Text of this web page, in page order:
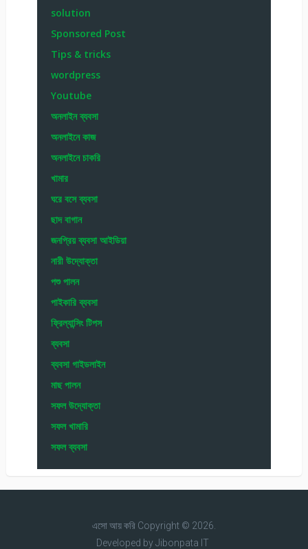
solution
Sponsored Post
Tips & tricks
wordpress
Youtube
অনলাইন ব্যবসা
অনলাইনে কাজ
অনলাইনে চাকরি
খামার
ঘরে বসে ব্যবসা
ছাদ বাগান
জনপ্রিয় ব্যবসা আইডিয়া
নারী উদ্যোক্তা
পশু পালন
পাইকারি ব্যবসা
ফ্রিল্যান্সিং টিপস
ব্যবসা
ব্যবসা গাইডলাইন
মাছ পালন
সফল উদ্যোক্তা
সফল খামারি
সফল ব্যবসা
এসো আয় করিCopyright © 2026.
Developed byJibonpata IT